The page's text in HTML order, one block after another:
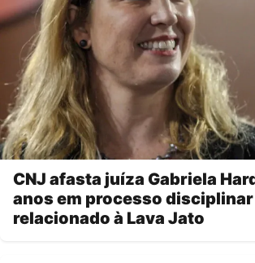
CNJ afasta juíza Gabriela
anos em processo disciplinar
relacionado à Lava Jato